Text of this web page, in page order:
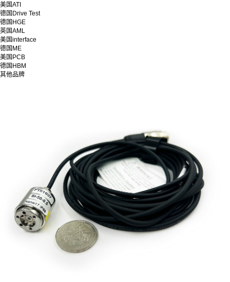
美国ATI
德国Drive Test
德国HGE
英国AML
美国interface
德国ME
美国PCB
德国HBM
其他品牌